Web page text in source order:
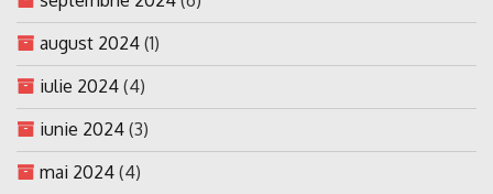
august 2024 (1)
iulie 2024 (4)
iunie 2024 (3)
mai 2024 (4)